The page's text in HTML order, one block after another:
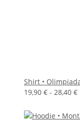
Shirt •
19,90 € - 28,40 €